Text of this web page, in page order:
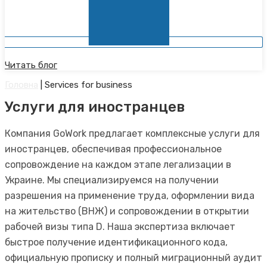
Читать блог
Services for business
Услуги для иностранцев
Компания GoWork предлагает комплексные услуги для
иностранцев, обеспечивая профессиональное
сопровождение на каждом этапе легализации в
Украине. Мы специализируемся на получении
разрешения на применение труда, оформлении вида
на жительство (ВНЖ) и сопровождении в открытии
рабочей визы типа D. Наша экспертиза включает
быстрое получение идентификационного кода,
официальную прописку и полный миграционный аудит